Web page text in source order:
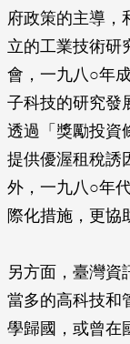
府政策的主導，
立的工業技術研
會，一九八○年
子科技的研究發
透過「獎勵投資
提供優渥租稅誘
外，一九八○年
際化措施，更協
另方面，臺灣資
當多的高科技和
學歸國，或曾在